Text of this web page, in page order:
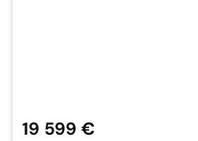
19 599 €